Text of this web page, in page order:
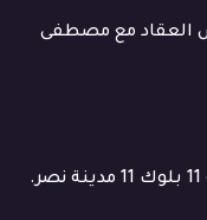
العقاد مع مصطفى